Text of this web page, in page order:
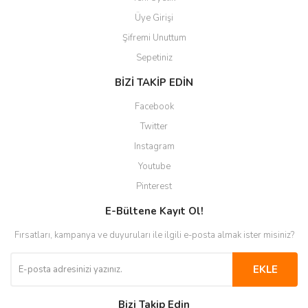
Üye Girişi
Şifremi Unuttum
Sepetiniz
BİZİ TAKİP EDİN
Facebook
Twitter
Instagram
Youtube
Pinterest
E-Bültene Kayıt Ol!
Fırsatları, kampanya ve duyuruları ile ilgili e-posta almak ister misiniz?
EKLE
Bizi Takip Edin